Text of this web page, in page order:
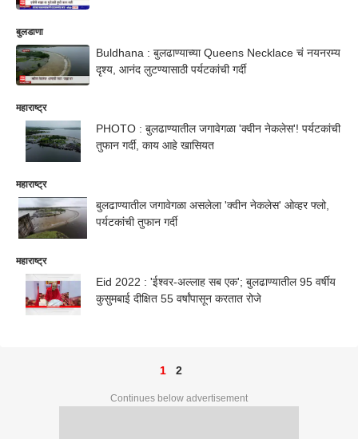
बुलडाणा
Buldhana : बुलढाण्याच्या Queens Necklace चं नयनरम्य
दृश्य, आनंद लुटण्यासाठी पर्यटकांची गर्दी
महाराष्ट्र
PHOTO : बुलढाण्यातील जगावेगळा 'क्वीन नेकलेस'! पर्यटकांची
तुफान गर्दी, काय आहे खासियत
महाराष्ट्र
बुलढाण्यातील जगावेगळा असलेला 'क्वीन नेकलेस' ओव्हर फ्लो,
पर्यटकांची तुफान गर्दी
महाराष्ट्र
Eid 2022 : 'ईश्वर-अल्लाह सब एक'; बुलढाण्यातील 95 वर्षीय
कुसुमबाई दीक्षित 55 वर्षांपासून करतात रोजे
1 2
Continues below advertisement